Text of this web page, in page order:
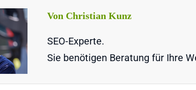
Von Christian Kunz
SEO-Experte.
Sie benötigen Beratung für Ihre